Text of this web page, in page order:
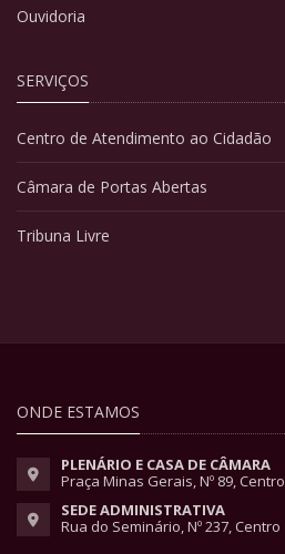
Ouvidoria
SERVIÇOS
Centro de Atendimento ao Cidadão
Câmara de Portas Abertas
Tribuna Livre
ONDE ESTAMOS
PLENÁRIO E CASA DE CÂMARA
Praça Minas Gerais, Nº 89, Centro
SEDE ADMINISTRATIVA
Rua do Seminário, Nº 237, Centro